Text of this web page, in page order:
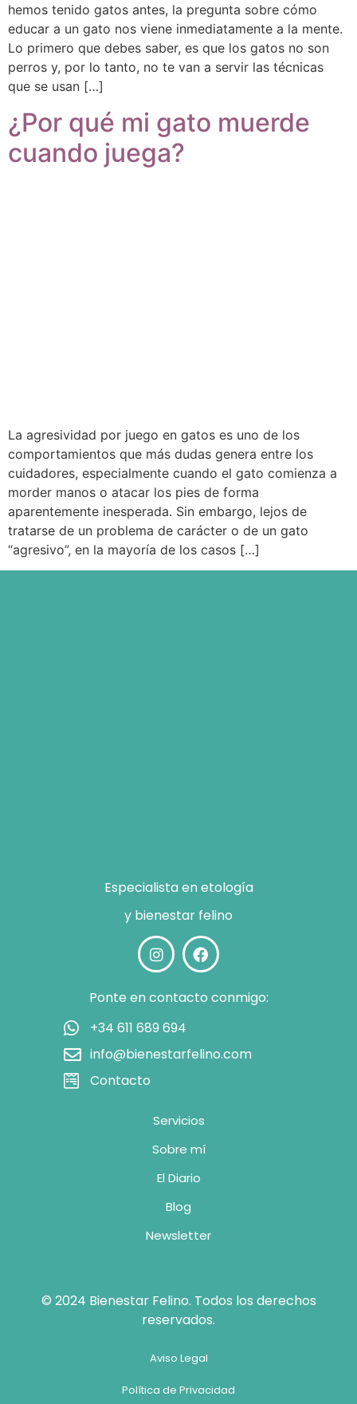
hemos tenido gatos antes, la pregunta sobre cómo
educar a un gato nos viene inmediatamente a la mente.
Lo primero que debes saber, es que los gatos no son
perros y, por lo tanto, no te van a servir las técnicas
que se usan […]
¿Por qué mi gato muerde
cuando juega?
La agresividad por juego en gatos es uno de los
comportamientos que más dudas genera entre los
cuidadores, especialmente cuando el gato comienza a
morder manos o atacar los pies de forma
aparentemente inesperada. Sin embargo, lejos de
tratarse de un problema de carácter o de un gato
“agresivo”, en la mayoría de los casos […]
Especialista en etología
y bienestar felino
Ponte en contacto conmigo:
+34 611 689 694
info@bienestarfelino.com
Contacto
Servicios
Sobre mí
El Diario
Blog
Newsletter
© 2024 Bienestar Felino. Todos los derechos
reservados.
Aviso Legal
Política de Privacidad